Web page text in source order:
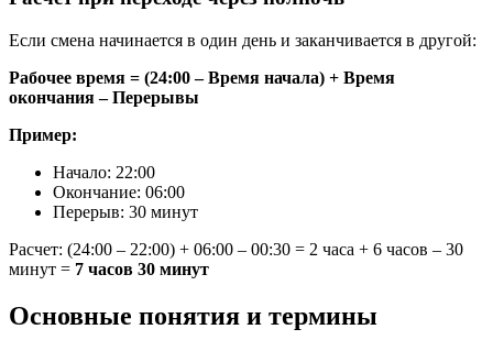
Если смена начинается в один день и заканчивается в другой:
Рабочее время = (24:00 – Время начала) + Время
окончания – Перерывы
Пример:
Начало: 22:00
Окончание: 06:00
Перерыв: 30 минут
Расчет: (24:00 – 22:00) + 06:00 – 00:30 = 2 часа + 6 часов – 30
минут = 7 часов 30 минут
Основные понятия и термины